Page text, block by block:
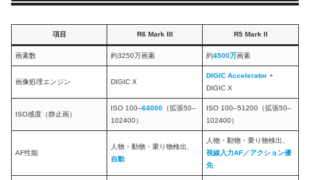
項目 R6 Mark III R5 Mark II
画素数 約3250万画素 約4500万画素
画像処理エンジン DIGIC X
DIGIC Accelerator +
DIGIC X
ISO感度（静止画）
ISO 100–64000 （拡張50–
102400）
ISO 100–51200（拡張50–
102400）
AF性能
人物・動物・乗り物検出、
自動
人物・動物・乗り物検出、
視線入力AF／アクション優
先